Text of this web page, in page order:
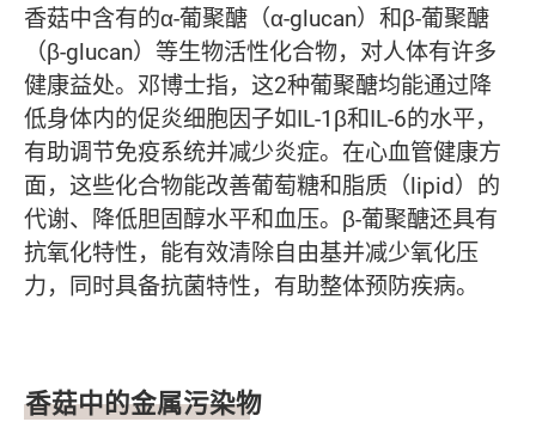
香菇中含有的α-葡聚醣（α-glucan）和β-葡聚醣
（β-glucan）等生物活性化合物，对人体有许多
健康益处。邓博士指，这2种葡聚醣均能通过降
低身体内的促炎细胞因子如IL-1β和IL-6的水平，
有助调节免疫系统并减少炎症。在心血管健康方
面，这些化合物能改善葡萄糖和脂质（lipid）的
代谢、降低胆固醇水平和血压。β-葡聚醣还具有
抗氧化特性，能有效清除自由基并减少氧化压
力，同时具备抗菌特性，有助整体预防疾病。
香菇中的金属污染物